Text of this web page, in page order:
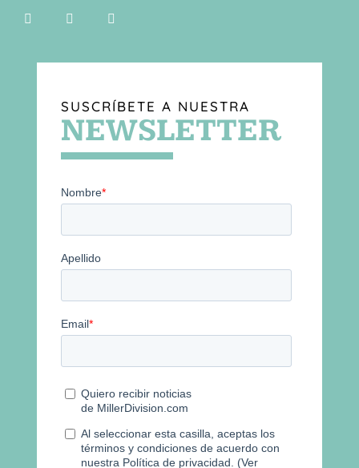
SUSCRÍBETE A NUESTRA
NEWSLETTER